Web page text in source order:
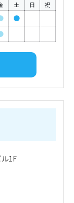
土 日 祝
●
1F